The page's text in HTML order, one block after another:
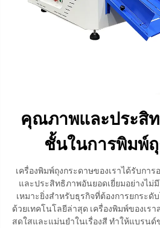
คุณภาพและประสิ
ชั้นในการพิมพ์
เครื่องพิมพ์ถุงกระดาษของเราได้รับกา
และประสิทธิภาพอันยอดเยี่ยมอย่างไม่
เหมาะยิ่งสำหรับธุรกิจที่ต้องการยกระ
ด้วยเทคโนโลยีล่าสุด เครื่องพิมพ์ของเร
สดใสและแม่นยำในเรื่องสี ทำให้แบรน